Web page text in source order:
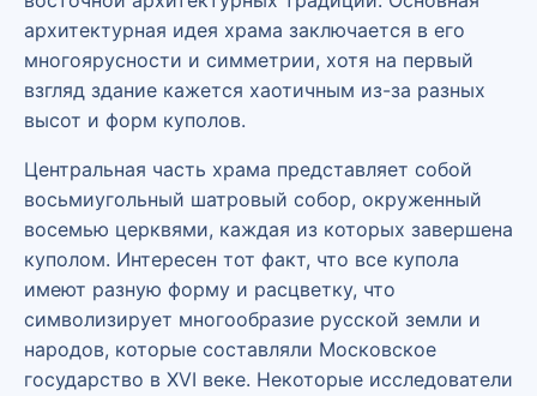
архитектурная идея храма заключается в его
многоярусности и симметрии, хотя на первый
взгляд здание кажется хаотичным из-за разных
высот и форм куполов.
Центральная часть храма представляет собой
восьмиугольный шатровый собор, окруженный
восемью церквями, каждая из которых завершена
куполом. Интересен тот факт, что все купола
имеют разную форму и расцветку, что
символизирует многообразие русской земли и
народов, которые составляли Московское
государство в XVI веке. Некоторые исследователи